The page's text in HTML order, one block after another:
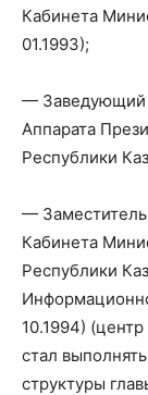
Кабинета
01.1993);
— Заведующий
Аппарата
Республики
— Заместитель
Кабинета
Республики
10.1994)
стал
структуры